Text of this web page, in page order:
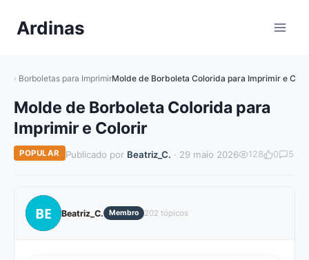
paraArdinas
Borboletas para ImprimirMolde de Borboleta Colorida para Imprimir e
Molde de Borboleta Colorida para
Imprimir e Colorir
POPULAR Publicado por Beatriz_C. · 29 maio 2026 128 0 5
BE Beatriz_C. Membro 202 tópicos